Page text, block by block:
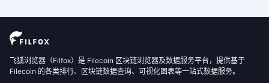
飞狐浏览器（Filfox）是 Filecoin 区块链浏览器及数据服务平台，提供基于
Filecoin 的各类排行、区块链数据查询、可视化图表等一站式数据服务。